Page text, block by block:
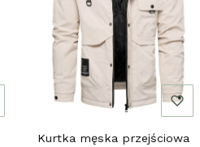
Kurtka męska przejściowa